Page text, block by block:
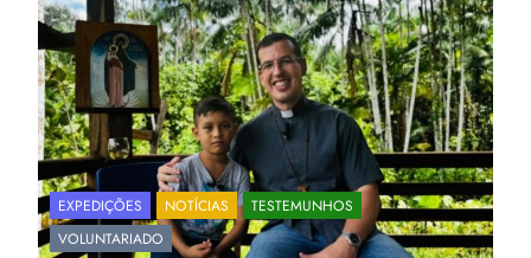
EXPEDIÇÕES NOTÍCIAS
TESTEMUNHOS
VOLUNTARIADO